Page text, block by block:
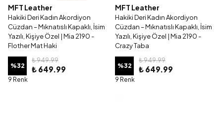
MFT Leather
Hakiki Deri Kadın Akordiyon
Cüzdan – Mıknatıslı Kapaklı, İsim
Yazılı, Kişiye Özel | Mia 2190 -
Flother Mat Haki
%32
₺ 949.99
₺ 649.99
9 Renk
MFT Leather
Hakiki Deri Kadın Akordiyon
Cüzdan – Mıknatıslı Kapaklı, İsim
Yazılı, Kişiye Özel | Mia 2190 -
Crazy Taba
%32
₺ 949.99
₺ 649.99
9 Renk